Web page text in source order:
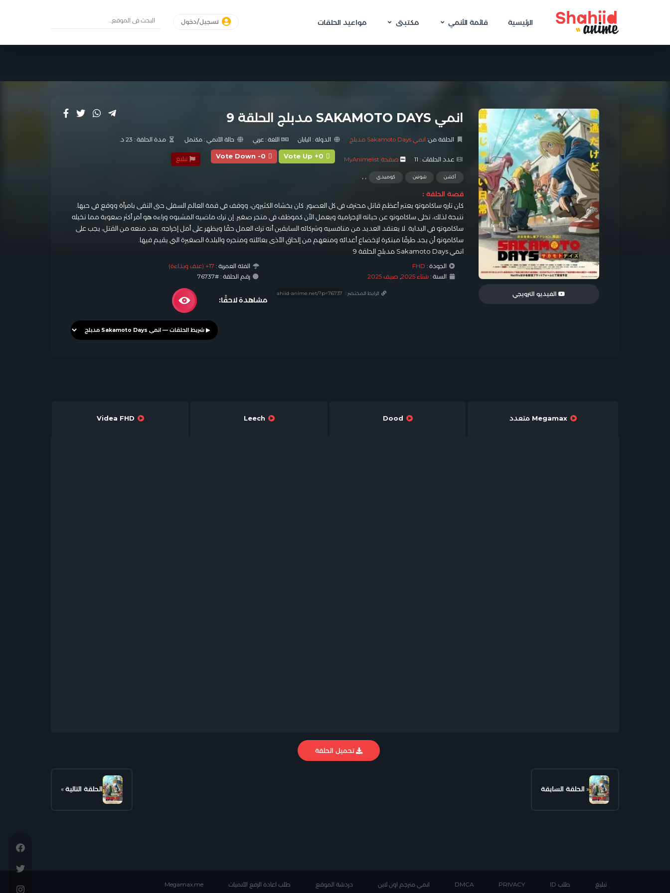
الرئيسية قائمة الأنمي مكتبتى مواعيد الحلقات تسجيل/دخول
الفيديو الترويجي
انمي SAKAMOTO DAYS مدبلج الحلقة 9
الحلقة من: انمي Sakamoto Days مدبلج الدولة : اليابان اللغة :عربي حالة الأنمي : مكتمل مدة الحلقة : 23 د.
عدد الحلقات : 11 صفحة MyAnimelist Vote Up +0
Vote Down -0 تبليغ
أكشن , شونين , كوميدي
قصة الحلقة :
كان تارو ساكاموتو يعتبر أعظم قاتل محترف في كل العصور. كان يخشاه الكثيرون، ووقف في قمة العالم السفلي حتى التقى بامرأة ووقع في حبها.
نتيجة لذلك، تخلى ساكاموتو عن حياته الإجرامية ويعمل الآن كموظف في متجر صغير. إن ترك ماضيه المشبوه وراءه هو أمر أكثر صعوبة مما تخيله
ساكاموتو في البداية. لا يعتقد العديد من منافسيه وشركائه السابقين أنه ترك العمل حقًا ويظهر على أمل إخراجه. بعد منعه من القتل، يجب على
ساكاموتو أن يجد طرقًا مبتكرة لإخضاع أعدائه ومنعهم من إلحاق الأذى بعائلته ومتجره والبلدة الصغيرة التي يقيم فيها.
انمي Sakamoto Days مدبلج الحلقة 9
الجودة : FHD الفئة العمرية : 17+ (عنف وبذاءة)
السنة :شتاء 2025 , صيف 2025 رقم الحلقة : #76737
الرابط المختصر :
مشاهدة لاحقًا:
Megamax متعدد
تحميل الحلقة
الحلقة التالية» « الحلقة السابقة
تبليغ طلب ID PRIVACY
DMCA انمي مترجم اون لاين دردشة الموقع طلب اعادة الرفع الأنميات Megamax.me